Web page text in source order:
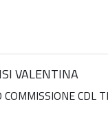
VALENTINA
CDL